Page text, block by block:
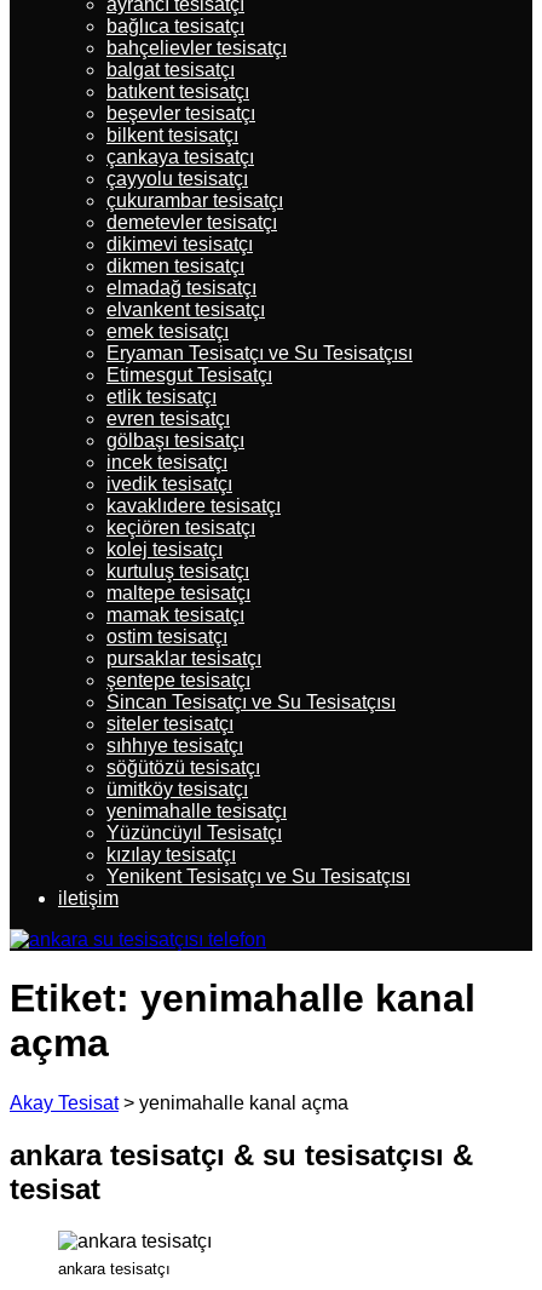
ayrancı tesisatçı
bağlıca tesisatçı
bahçelievler tesisatçı
balgat tesisatçı
batıkent tesisatçı
beşevler tesisatçı
bilkent tesisatçı
çankaya tesisatçı
çayyolu tesisatçı
çukurambar tesisatçı
demetevler tesisatçı
dikimevi tesisatçı
dikmen tesisatçı
elmadağ tesisatçı
elvankent tesisatçı
emek tesisatçı
Eryaman Tesisatçı ve Su Tesisatçısı
Etimesgut Tesisatçı
etlik tesisatçı
evren tesisatçı
gölbaşı tesisatçı
incek tesisatçı
ivedik tesisatçı
kavaklıdere tesisatçı
keçiören tesisatçı
kolej tesisatçı
kurtuluş tesisatçı
maltepe tesisatçı
mamak tesisatçı
ostim tesisatçı
pursaklar tesisatçı
şentepe tesisatçı
Sincan Tesisatçı ve Su Tesisatçısı
siteler tesisatçı
sıhhıye tesisatçı
söğütözü tesisatçı
ümitköy tesisatçı
yenimahalle tesisatçı
Yüzüncüyıl Tesisatçı
kızılay tesisatçı
Yenikent Tesisatçı ve Su Tesisatçısı
iletişim
Etiket: yenimahalle kanal
açma
Akay Tesisat> yenimahalle kanal açma
ankara tesisatçı & su tesisatçısı &
tesisat
ankara tesisatçı